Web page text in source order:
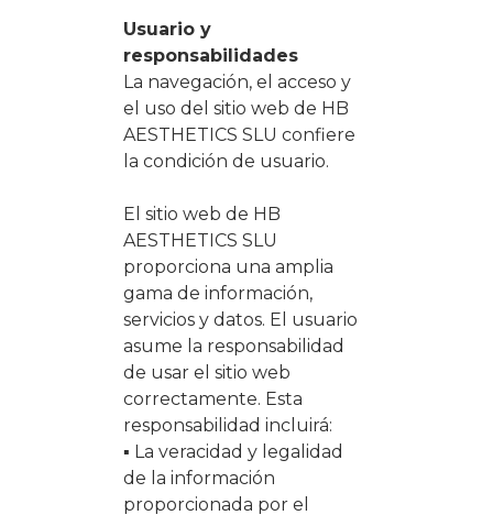
Usuario y
responsabilidades
La navegación, el acceso y
el uso del sitio web de HB
AESTHETICS SLU confiere
la condición de usuario.
El sitio web de HB
AESTHETICS SLU
proporciona una amplia
gama de información,
servicios y datos. El usuario
asume la responsabilidad
de usar el sitio web
correctamente. Esta
responsabilidad incluirá:
▪ La veracidad y legalidad
de la información
proporcionada por el